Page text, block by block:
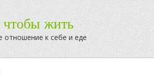
чтобы жить
отношение к себе и еде